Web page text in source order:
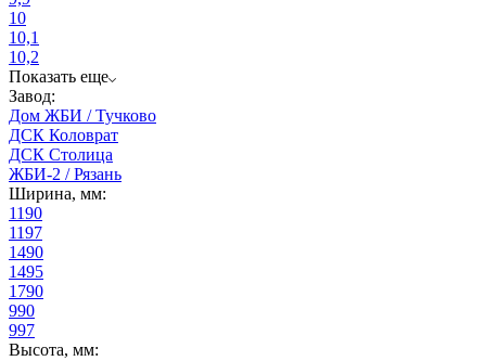
10
10,1
10,2
Показать еще
Завод:
Дом ЖБИ / Тучково
ДСК Коловрат
ДСК Столица
ЖБИ-2 / Рязань
Ширина, мм:
1190
1197
1490
1495
1790
990
997
Высота, мм: